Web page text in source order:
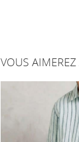
VOUS AIMEREZ